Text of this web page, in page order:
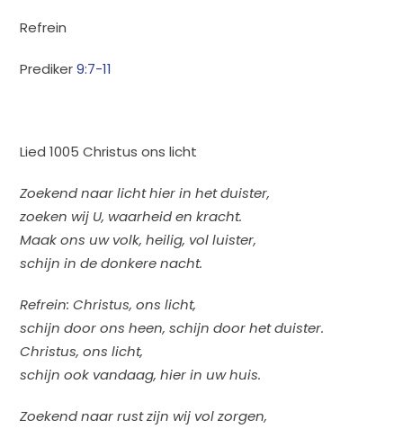
Refrein
Prediker9:7-11
Lied 1005 Christus ons licht
Zoekend naar licht hier in het duister,
zoeken wij U, waarheid en kracht.
Maak ons uw volk, heilig, vol luister,
schijn in de donkere nacht.
Refrein: Christus, ons licht,
schijn door ons heen, schijn door het duister.
Christus, ons licht,
schijn ook vandaag, hier in uw huis.
Zoekend naar rust zijn wij vol zorgen,